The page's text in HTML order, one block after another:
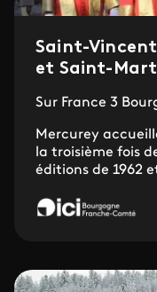
Saint-
et Saint-
Sur France 3
Mercurey
la troisième fois
éditions de 1962